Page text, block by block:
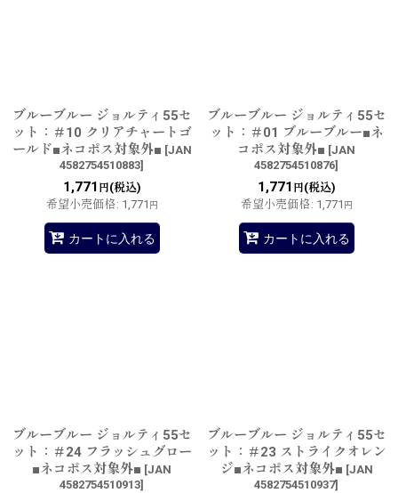
ブルーブルー ジョルティ55セ
ット：＃10 クリアチャートゴ
ールド■ネコポス対象外■ [JAN
4582754510883]
1,771 円(税込)
希望小売価格: 1,771 円
カートに入れる
ブルーブルー ジョルティ55セ
ット：＃01 ブルーブルー■ネ
コポス対象外■ [JAN
4582754510876]
1,771 円(税込)
希望小売価格: 1,771 円
カートに入れる
ブルーブルー ジョルティ55セ
ット：＃24 フラッシュグロー
■ネコポス対象外■ [JAN
4582754510913]
ブルーブルー ジョルティ55セ
ット：＃23 ストライクオレン
ジ■ネコポス対象外■ [JAN
4582754510937]